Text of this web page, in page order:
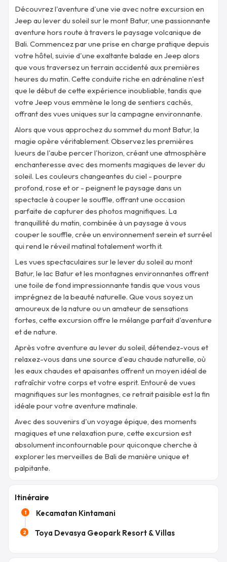
Découvrez l'aventure d'une vie avec notre excursion en
Jeep au lever du soleil sur le mont Batur, une passionnante
aventure hors route à travers le paysage volcanique de
Bali. Commencez par une prise en charge pratique depuis
votre hôtel, suivie d'une exaltante balade en Jeep alors
que vous traversez un terrain accidenté aux premières
heures du matin. Cette conduite riche en adrénaline n'est
que le début de cette expérience inoubliable, tandis que
votre Jeep vous emmène le long de sentiers cachés,
offrant des vues uniques sur la campagne environnante.
Alors que vous approchez du sommet du mont Batur, la
magie opère véritablement. Observez les premières
lueurs de l'aube percer l'horizon, créant une atmosphère
enchanteresse avec des moments magiques de lever du
soleil. Les couleurs changeantes du ciel - pourpre
profond, rose et or - peignent le paysage dans un
spectacle à couper le souffle, offrant une occasion
parfaite de capturer des photos magnifiques. La
tranquillité du matin, combinée à un paysage à vous
couper le souffle, crée un environnement serein et surréel
qui rend le réveil matinal totalement worth it.
Les vues spectaculaires sur le lever du soleil au mont
Batur, le lac Batur et les montagnes environnantes offrent
une toile de fond impressionnante tandis que vous vous
imprégnez de la beauté naturelle. Que vous soyez un
amoureux de la nature ou un amateur de sensations
fortes, cette excursion offre le mélange parfait d'aventure
et de nature.
Après votre aventure au lever du soleil, détendez-vous et
relaxez-vous dans une source d'eau chaude naturelle, où
les eaux chaudes et apaisantes offrent un moyen idéal de
rafraîchir votre corps et votre esprit. Entouré de vues
magnifiques sur les montagnes, ce retrait paisible est la fin
idéale pour votre aventure matinale.
Avec des souvenirs d'un voyage épique, des moments
magiques et une relaxation pure, cette excursion est
absolument incontournable pour quiconque cherche à
explorer les merveilles de Bali de manière unique et
palpitante.
Itinéraire
1 Kecamatan Kintamani
2 Toya Devasya Geopark Resort & Villas